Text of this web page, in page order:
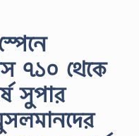
৭১০ থেকে
সুপার